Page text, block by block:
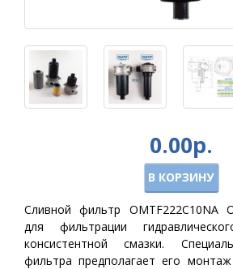
0.00р.
В КОРЗИНУ
Сливной фильтр OMTF222С10NA
для фильтрации
консистентной смазки.
фильтра предполагает его монтаж